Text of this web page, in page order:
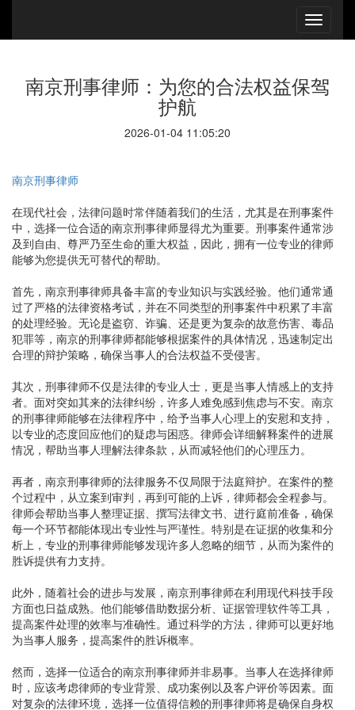
南京刑事律师：为您的合法权益保驾
护航
2026-01-04 11:05:20
南京刑事律师
在现代社会，法律问题时常伴随着我们的生活，尤其是在刑事案件
中，选择一位合适的南京刑事律师显得尤为重要。刑事案件通常涉
及到自由、尊严乃至生命的重大权益，因此，拥有一位专业的律师
能够为您提供无可替代的帮助。
首先，南京刑事律师具备丰富的专业知识与实践经验。他们通常通
过了严格的法律资格考试，并在不同类型的刑事案件中积累了丰富
的处理经验。无论是盗窃、诈骗、还是更为复杂的故意伤害、毒品
犯罪等，南京的刑事律师都能够根据案件的具体情况，迅速制定出
合理的辩护策略，确保当事人的合法权益不受侵害。
其次，刑事律师不仅是法律的专业人士，更是当事人情感上的支持
者。面对突如其来的法律纠纷，许多人难免感到焦虑与不安。南京
的刑事律师能够在法律程序中，给予当事人心理上的安慰和支持，
以专业的态度回应他们的疑虑与困惑。律师会详细解释案件的进展
情况，帮助当事人理解法律条款，从而减轻他们的心理压力。
再者，南京刑事律师的法律服务不仅局限于法庭辩护。在案件的整
个过程中，从立案到审判，再到可能的上诉，律师都会全程参与。
律师会帮助当事人整理证据、撰写法律文书、进行庭前准备，确保
每一个环节都能体现出专业性与严谨性。特别是在证据的收集和分
析上，专业的刑事律师能够发现许多人忽略的细节，从而为案件的
胜诉提供有力支持。
此外，随着社会的进步与发展，南京刑事律师在利用现代科技手段
方面也日益成熟。他们能够借助数据分析、证据管理软件等工具，
提高案件处理的效率与准确性。通过科学的方法，律师可以更好地
为当事人服务，提高案件的胜诉概率。
然而，选择一位适合的南京刑事律师并非易事。当事人在选择律师
时，应该考虑律师的专业背景、成功案例以及客户评价等因素。面
对复杂的法律环境，选择一位值得信赖的刑事律师将是确保自身权